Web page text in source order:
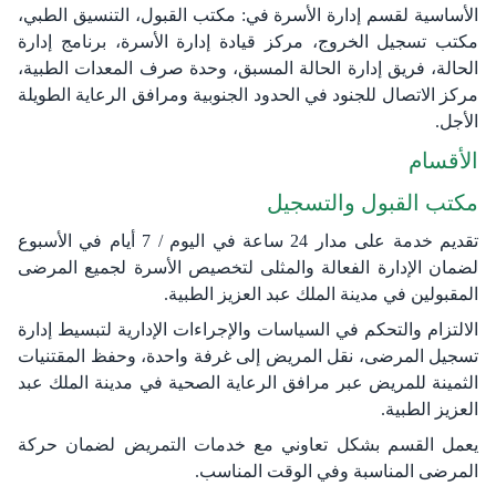
الأساسية لقسم إدارة الأسرة في: مكتب القبول، التنسيق الطبي،
مكتب تسجيل الخروج، مركز قيادة إدارة الأسرة، برنامج إدارة
الحالة، فريق إدارة الحالة المسبق، وحدة صرف المعدات الطبية،
مركز الاتصال للجنود في الحدود الجنوبية ومرافق الرعاية الطويلة
الأجل.
الأقسام
مكتب القبول والتسجيل
تقديم خدمة على مدار 24 ساعة في اليوم / 7 أيام في الأسبوع
لضمان الإدارة الفعالة والمثلى لتخصيص الأسرة لجميع المرضى
المقبولين في مدينة الملك عبد العزيز الطبية.
الالتزام والتحكم في السياسات والإجراءات الإدارية لتبسيط إدارة
تسجيل المرضى، نقل المريض إلى غرفة واحدة، وحفظ المقتنيات
الثمينة للمريض عبر مرافق الرعاية الصحية في مدينة الملك عبد
العزيز الطبية.
يعمل القسم بشكل تعاوني مع خدمات التمريض لضمان حركة
المرضى المناسبة وفي الوقت المناسب.